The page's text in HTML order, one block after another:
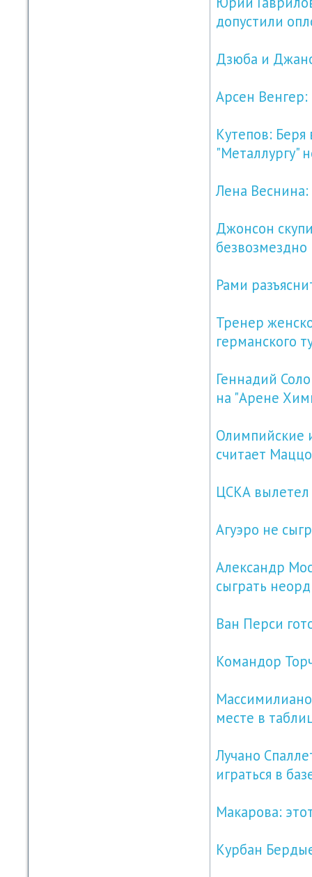
допустили
Дзюба и
Арсен Венгер:
Кутепов:
"Металлургу"
Лена
Джонсон
безвозмездно
Рами
Тренер
германского
Геннадий
на "Арене
Олимпийские
считает
ЦСКА вылетел
Агуэро не
Александр
сыграть
Ван Перси
Командор
месте в
Лучано
играться в
Макарова:
Курбан